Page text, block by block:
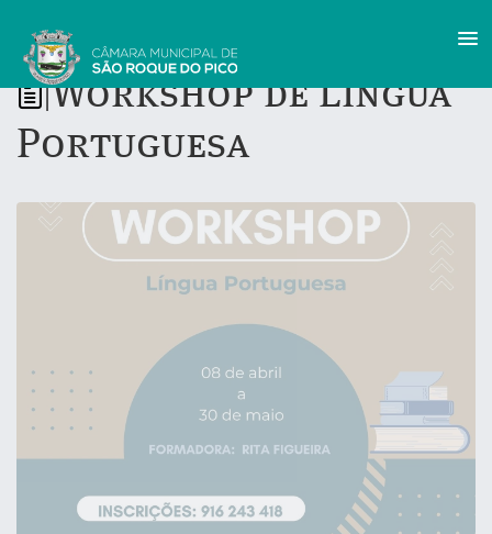
Workshop de Língua
Portuguesa